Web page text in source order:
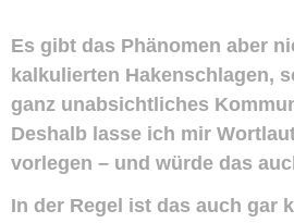
Es gibt das Phänomen aber
kalkulierten Hakenschlagen,
ganz unabsichtliches
Deshalb lasse ich mir
vorlegen – und würde das
In der Regel ist das auch gar